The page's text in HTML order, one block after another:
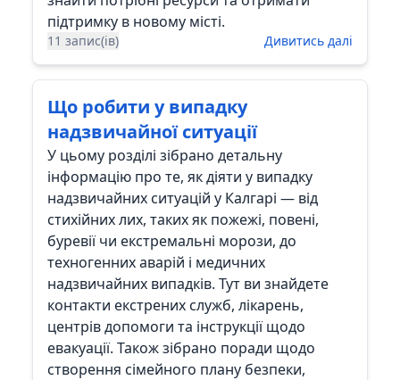
підтримку в новому місті.
11 запис(ів) Дивитись далі
Що робити у випадку
надзвичайної ситуації
У цьому розділі зібрано детальну
інформацію про те, як діяти у випадку
надзвичайних ситуацій у Калгарі — від
стихійних лих, таких як пожежі, повені,
буревії чи екстремальні морози, до
техногенних аварій і медичних
надзвичайних випадків. Тут ви знайдете
контакти екстрених служб, лікарень,
центрів допомоги та інструкції щодо
евакуації. Також зібрано поради щодо
створення сімейного плану безпеки,